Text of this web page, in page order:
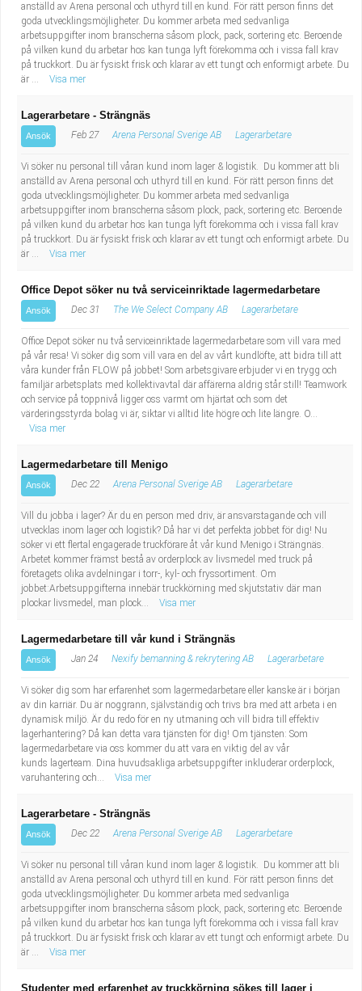
anställd av Arena personal och uthyrd till en kund. För rätt person finns det
goda utvecklingsmöjligheter. Du kommer arbeta med sedvanliga
arbetsuppgifter inom branscherna såsom plock, pack, sortering etc. Beroende
på vilken kund du arbetar hos kan tunga lyft förekomma och i vissa fall krav
på truckkort. Du är fysiskt frisk och klarar av ett tungt och enformigt arbete. Du
är ...
Visa mer
Lagerarbetare - Strängnäs
Ansök Feb 27 Arena Personal Sverige AB Lagerarbetare
Vi söker nu personal till våran kund inom lager & logistik. Du kommer att bli
anställd av Arena personal och uthyrd till en kund. För rätt person finns det
goda utvecklingsmöjligheter. Du kommer arbeta med sedvanliga
arbetsuppgifter inom branscherna såsom plock, pack, sortering etc. Beroende
på vilken kund du arbetar hos kan tunga lyft förekomma och i vissa fall krav
på truckkort. Du är fysiskt frisk och klarar av ett tungt och enformigt arbete. Du
är ...
Visa mer
Office Depot söker nu två serviceinriktade lagermedarbetare
Ansök Dec 31 The We Select Company AB Lagerarbetare
Office Depot söker nu två serviceinriktade lagermedarbetare som vill vara med
på vår resa! Vi söker dig som vill vara en del av vårt kundlöfte, att bidra till att
våra kunder från FLOW på jobbet! Som arbetsgivare erbjuder vi en trygg och
familjär arbetsplats med kollektivavtal där affärerna aldrig står still! Teamwork
och service på toppnivå ligger oss varmt om hjärtat och som det
värderingsstyrda bolag vi är, siktar vi alltid lite högre och lite längre. O...
Visa mer
Lagermedarbetare till Menigo
Ansök Dec 22 Arena Personal Sverige AB Lagerarbetare
Vill du jobba i lager? Är du en person med driv, är ansvarstagande och vill
utvecklas inom lager och logistik? Då har vi det perfekta jobbet för dig! Nu
söker vi ett flertal engagerade truckförare åt vår kund Menigo i Strängnäs.
Arbetet kommer främst bestå av orderplock av livsmedel med truck på
företagets olika avdelningar i torr-, kyl- och fryssortiment. Om
jobbet:Arbetsuppgifterna innebär truckkörning med skjutstativ där man
plockar livsmedel, man plock...
Visa mer
Lagermedarbetare till vår kund i Strängnäs
Ansök Jan 24 Nexify bemanning & rekrytering AB Lagerarbetare
Vi söker dig som har erfarenhet som lagermedarbetare eller kanske är i början
av din karriär. Du är noggrann, självständig och trivs bra med att arbeta i en
dynamisk miljö. Är du redo för en ny utmaning och vill bidra till effektiv
lagerhantering? Då kan detta vara tjänsten för dig! Om tjänsten: Som
lagermedarbetare via oss kommer du att vara en viktig del av vår
kunds lagerteam. Dina huvudsakliga arbetsuppgifter inkluderar orderplock,
varuhantering och...
Visa mer
Lagerarbetare - Strängnäs
Ansök Dec 22 Arena Personal Sverige AB Lagerarbetare
Vi söker nu personal till våran kund inom lager & logistik. Du kommer att bli
anställd av Arena personal och uthyrd till en kund. För rätt person finns det
goda utvecklingsmöjligheter. Du kommer arbeta med sedvanliga
arbetsuppgifter inom branscherna såsom plock, pack, sortering etc. Beroende
på vilken kund du arbetar hos kan tunga lyft förekomma och i vissa fall krav
på truckkort. Du är fysiskt frisk och klarar av ett tungt och enformigt arbete. Du
är ...
Visa mer
Studenter med erfarenhet av truckkörning sökes till lager i